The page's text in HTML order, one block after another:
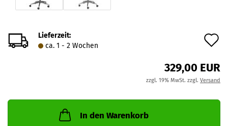
Lieferzeit:
ca. 1 - 2 Wochen
329,00 EUR
zzgl. 19% MwSt. zzgl. Versand
In den Warenkorb